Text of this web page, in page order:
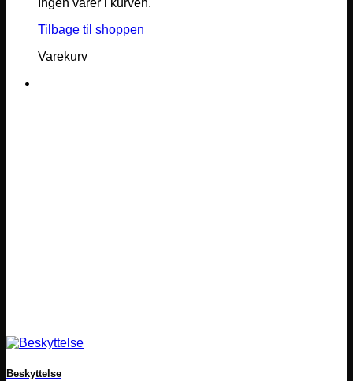
Ingen varer i kurven.
Tilbage til shoppen
Varekurv
Beskyttelse